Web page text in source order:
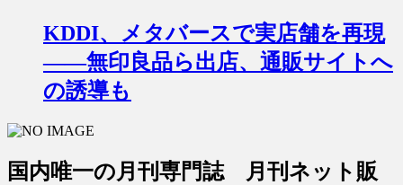
KDDI、メタバースで実店舗を再現
――無印良品ら出店、通販サイトへ
の誘導も
国内唯一の月刊専門誌 月刊ネット販